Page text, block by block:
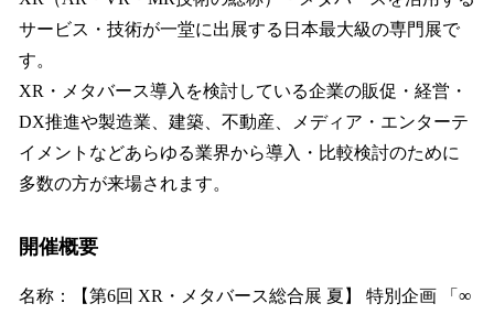
サービス・技術が一堂に出展する日本最大級の専門展で
す。
XR・メタバース導入を検討している企業の販促・経営・
DX推進や製造業、建築、不動産、メディア・エンターテ
イメントなどあらゆる業界から導入・比較検討のために
多数の方が来場されます。
開催概要
名称：【第6回 XR・メタバース総合展 夏】 特別企画 「∞